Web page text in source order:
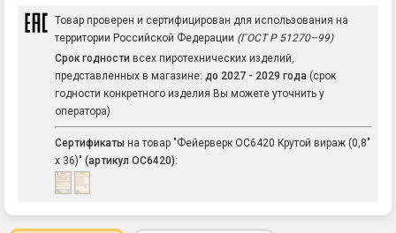
Товар проверен и сертифицирован для использования на
территории Российской Федерации (ГОСТ Р 51270–99)
Срок годности всех пиротехнических изделий,
представленных в магазине: до 2027 - 2029 года (срок
годности конкретного изделия Вы можете уточнить у
оператора)
Сертификаты на товар "Фейерверк ОС6420 Крутой вираж (0,8"
х 36)" (артикул ОС6420):